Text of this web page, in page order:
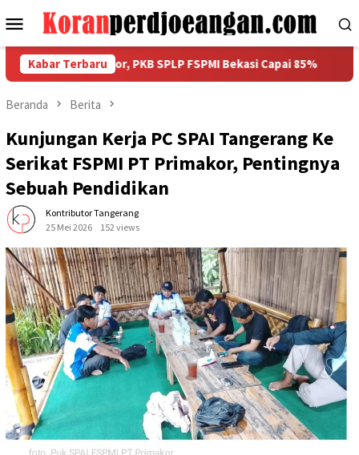
ke
Menu
Mobile
Kabar Terbaru
dalam Rakor, PKB SPLP FSPMI Bekasi Capai 85%
Beranda Berita
Kunjungan Kerja PC SPAI Tangerang Ke
Serikat FSPMI PT Primakor, Pentingnya
Sebuah Pendidikan
Kontributor Tangerang
25 Mei 2026
152 views